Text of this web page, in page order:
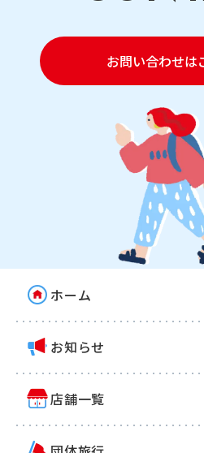
お問い合わせは
ホーム
お知らせ
店舗一覧